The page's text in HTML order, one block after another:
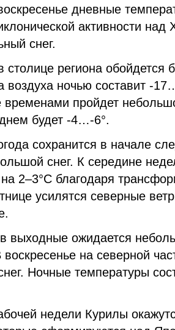
дневные
активности над
снег.
столице региона обойдется
воздуха ночью составит -
временами пройдет
будет -4…-6°.
сохранится в начале
снег. К середине
2–3°С благодаря
усилятся северные
выходные ожидается
на северной
Ночные температуры
недели Курилы